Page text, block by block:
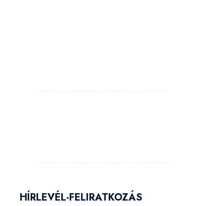
HÍRLEVÉL-FELIRATKOZÁS